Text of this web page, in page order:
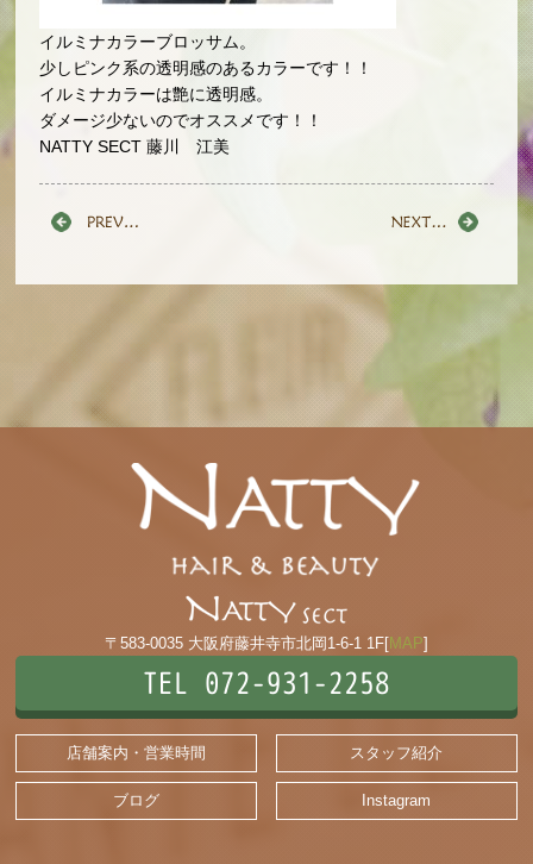
イルミナカラーブロッサム。
少しピンク系の透明感のあるカラーです！！
イルミナカラーは艶に透明感。
ダメージ少ないのでオススメです！！
NATTY SECT 藤川 江美
〒583-0035 大阪府藤井寺市北岡1-6-1 1F[MAP]
TEL 072-931-2258
店舗案内・営業時間 スタッフ紹介
ブログ Instagram